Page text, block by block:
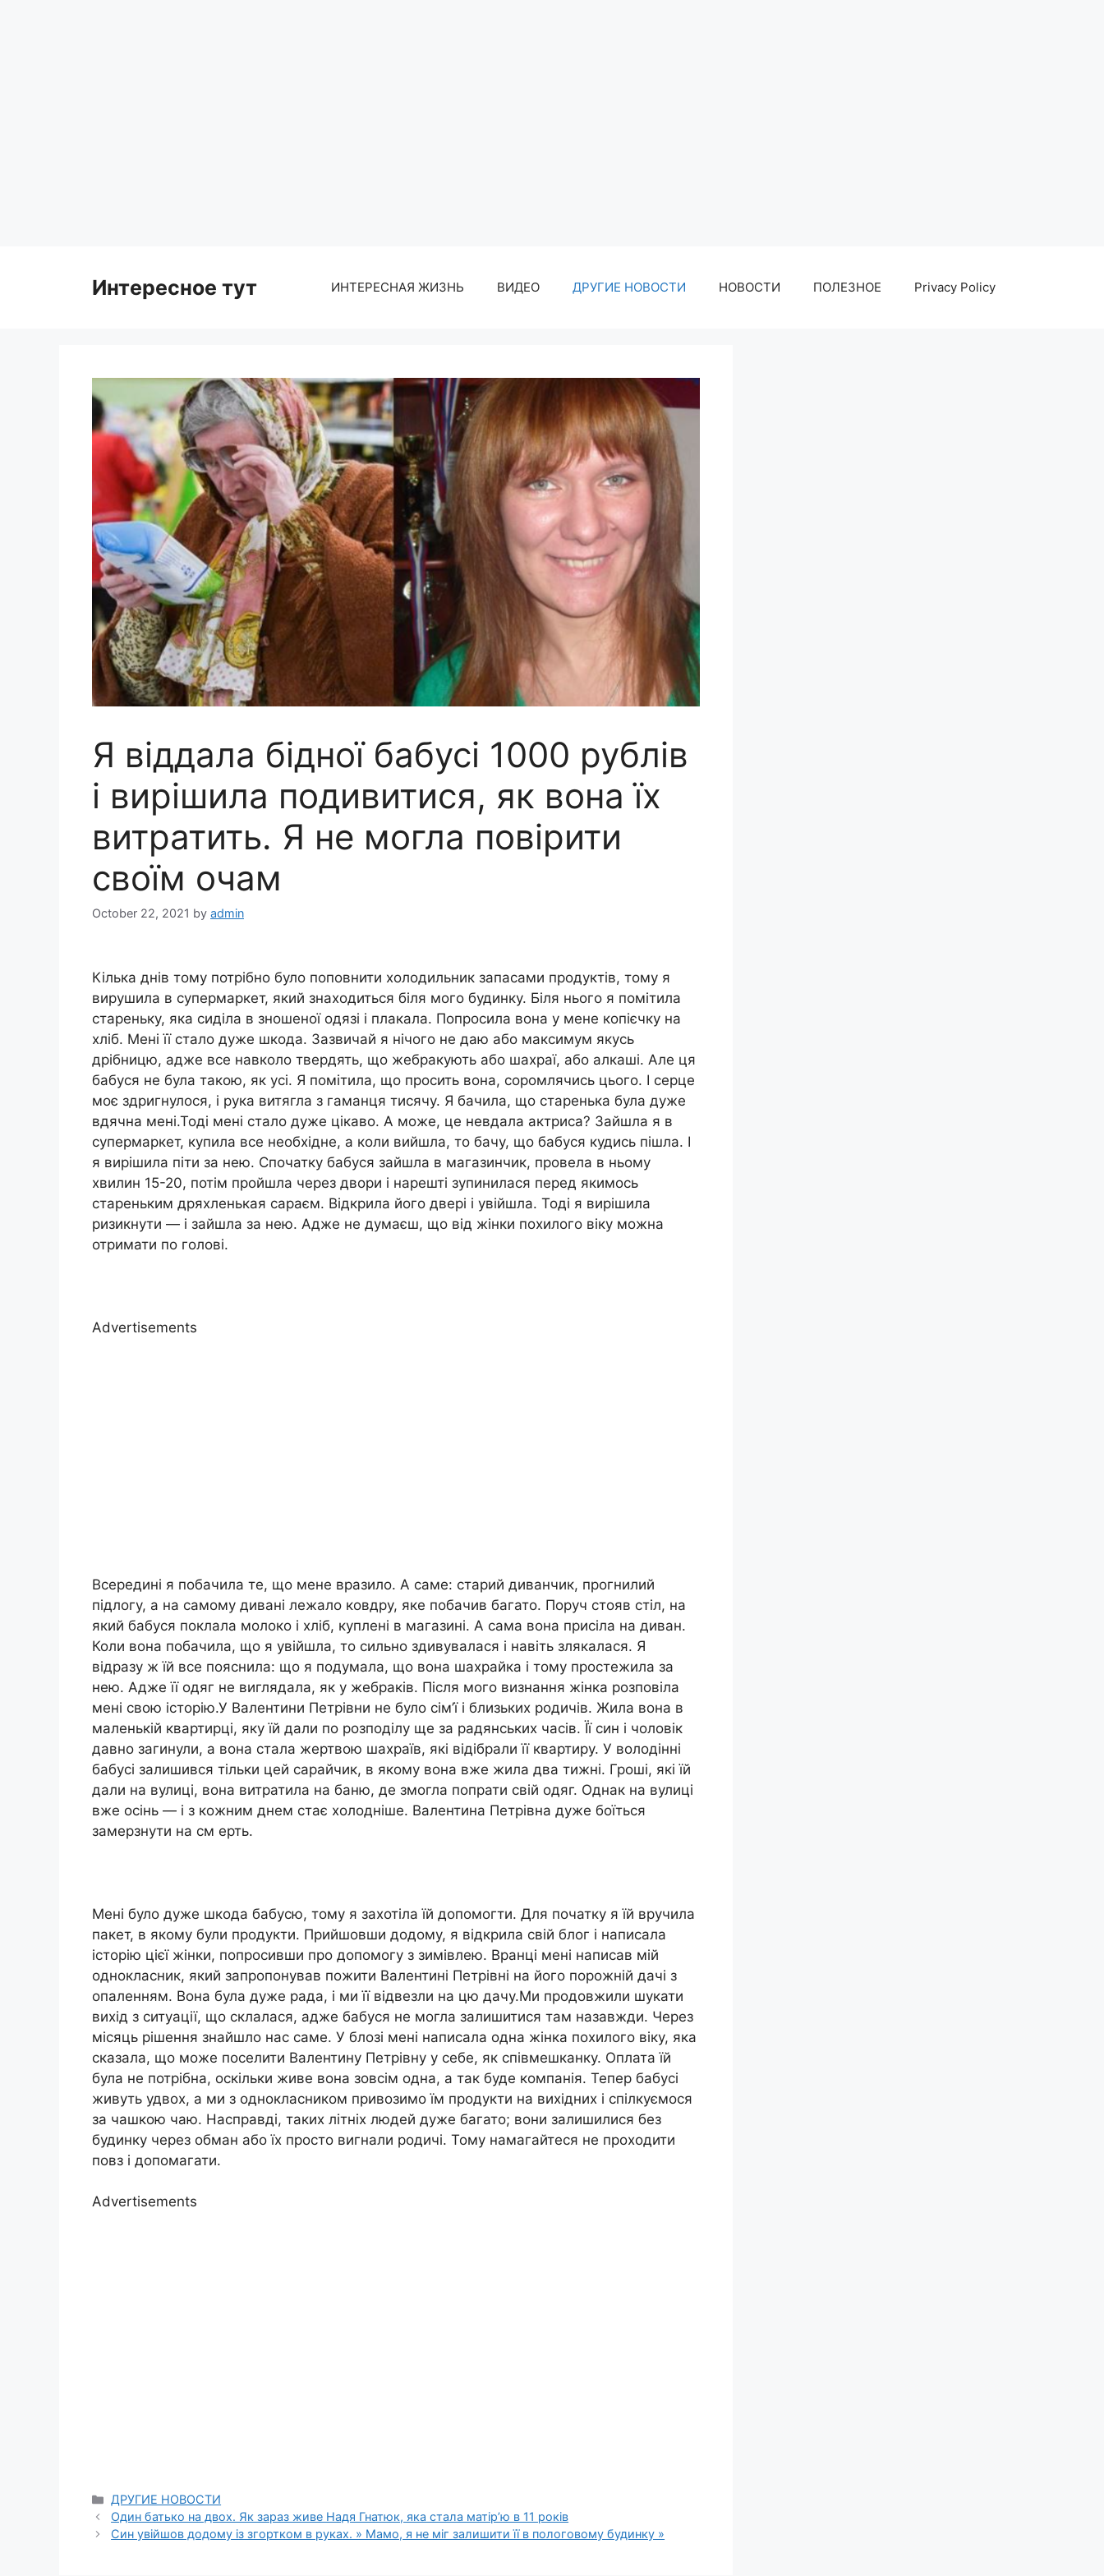
Интересное тут ИНТЕРЕСНАЯ ЖИЗНЬ ВИДЕО ДРУГИЕ НОВОСТИ НОВОСТИ ПОЛЕЗНОЕ Privacy Policy
Я віддала бідної бабусі 1000 рублів
і вирішила подивитися, як вона їх
витратить. Я не могла повірити
своїм очам
October 22, 2021 by admin
Кілька днів тому потрібно було поповнити холодильник запасами продуктів, тому я
вирушила в супермаркет, який знаходиться біля мого будинку. Біля нього я помітила
стареньку, яка сиділа в зношеної одязі і плакала. Попросила вона у мене копієчку на
хліб. Мені її стало дуже шкода. Зазвичай я нічого не даю або максимум якусь
дрібницю, адже все навколо твердять, що жебракують або шахраї, або алкаші. Але ця
бабуся не була такою, як усі. Я помітила, що просить вона, соромлячись цього. І серце
моє здригнулося, і рука витягла з гаманця тисячу. Я бачила, що старенька була дуже
вдячна мені.Тоді мені стало дуже цікаво. А може, це невдала актриса? Зайшла я в
супермаркет, купила все необхідне, а коли вийшла, то бачу, що бабуся кудись пішла. І
я вирішила піти за нею. Спочатку бабуся зайшла в магазинчик, провела в ньому
хвилин 15-20, потім пройшла через двори і нарешті зупинилася перед якимось
стареньким дряхленькая сараєм. Відкрила його двері і увійшла. Тоді я вирішила
ризикнути — і зайшла за нею. Адже не думаєш, що від жінки похилого віку можна
отримати по голові.
Advertisements
Всередині я побачила те, що мене вразило. А саме: старий диванчик, прогнилий
підлогу, а на самому дивані лежало ковдру, яке побачив багато. Поруч стояв стіл, на
який бабуся поклала молоко і хліб, куплені в магазині. А сама вона присіла на диван.
Коли вона побачила, що я увійшла, то сильно здивувалася і навіть злякалася. Я
відразу ж їй все пояснила: що я подумала, що вона шахрайка і тому простежила за
нею. Адже її одяг не виглядала, як у жебраків. Після мого визнання жінка розповіла
мені свою історію.У Валентини Петрівни не було сім’ї і близьких родичів. Жила вона в
маленькій квартирці, яку їй дали по розподілу ще за радянських часів. Її син і чоловік
давно загинули, а вона стала жертвою шахраїв, які відібрали її квартиру. У володінні
бабусі залишився тільки цей сарайчик, в якому вона вже жила два тижні. Гроші, які їй
дали на вулиці, вона витратила на баню, де змогла попрати свій одяг. Однак на вулиці
вже осінь — і з кожним днем стає холодніше. Валентина Петрівна дуже боїться
замерзнути на см ерть.
Мені було дуже шкода бабусю, тому я захотіла їй допомогти. Для початку я їй вручила
пакет, в якому були продукти. Прийшовши додому, я відкрила свій блог і написала
історію цієї жінки, попросивши про допомогу з зимівлею. Вранці мені написав мій
однокласник, який запропонував пожити Валентині Петрівні на його порожній дачі з
опаленням. Вона була дуже рада, і ми її відвезли на цю дачу.Ми продовжили шукати
вихід з ситуації, що склалася, адже бабуся не могла залишитися там назавжди. Через
місяць рішення знайшло нас саме. У блозі мені написала одна жінка похилого віку, яка
сказала, що може поселити Валентину Петрівну у себе, як співмешканку. Оплата їй
була не потрібна, оскільки живе вона зовсім одна, а так буде компанія. Тепер бабусі
живуть удвох, а ми з однокласником привозимо їм продукти на вихідних і спілкуємося
за чашкою чаю. Насправді, таких літніх людей дуже багато; вони залишилися без
будинку через обман або їх просто вигнали родичі. Тому намагайтеся не проходити
повз і допомагати.
Advertisements
Categories
ДРУГИЕ НОВОСТИ
Один батько на двох. Як зараз живе Надя Гнатюк, яка стала матір’ю в 11 років
Син увійшов додому із згортком в руках. » Мамо, я не міг залишити її в пологовому будинку »